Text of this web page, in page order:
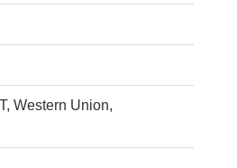
Western Union,